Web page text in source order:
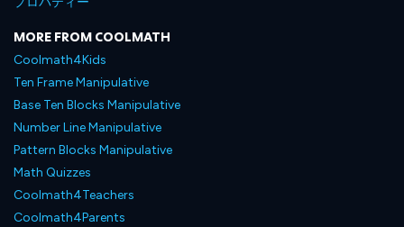
MORE FROM COOLMATH
Coolmath4Kids
Ten Frame Manipulative
Base Ten Blocks Manipulative
Number Line Manipulative
Pattern Blocks Manipulative
Math Quizzes
Coolmath4Teachers
Coolmath4Parents